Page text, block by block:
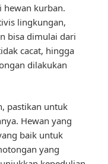
hewan kurban.
lingkungan,
bisa dimulai dari
cacat, hingga
dilakukan
pastikan untuk
Hewan yang
baik untuk
yang